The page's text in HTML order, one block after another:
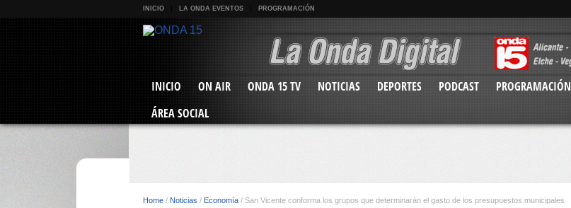
INICIO LA ONDA EVENTOS PROGRAMACIÓN
INICIO ON AIR ONDA 15 TV NOTICIAS DEPORTES PODCAST PROGRAMACIÓN
ÁREA SOCIAL
Home / Noticias / Economía / San Vicente conforma los grupos que determinarán el gasto de los presupuestos municipales